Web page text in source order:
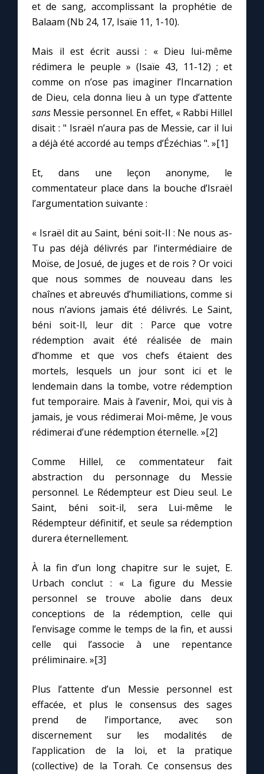
L'Évangile chaque jour
Les premiers samedis du mois
Marie qui défait les nœuds
Me consacrer à Jésus par Marie
Une Minute avec Marie
Une neuvaine
À la une
1000 Raisons de Croire
Chapelet pour le monde
Contact
Faire un don
Marie de Nazareth
et de sang, accomplissant la prophétie de
Balaam (Nb 24, 17, Isaïe 11, 1-10).
Mais il est écrit aussi : « Dieu lui-même
rédimera le peuple » (Isaïe 43, 11-12) ; et
comme on n’ose pas imaginer l’Incarnation
de Dieu, cela donna lieu à un type d’attente
sans Messie personnel. En effet, « Rabbi Hillel
disait : " Israël n’aura pas de Messie, car il lui
a déjà été accordé au temps d’Ézéchias ". »[1]
Et, dans une leçon anonyme, le
commentateur place dans la bouche d’Israël
l’argumentation suivante :
« Israël dit au Saint, béni soit-Il : Ne nous as-
Tu pas déjà délivrés par l’intermédiaire de
Moïse, de Josué, de juges et de rois ? Or voici
que nous sommes de nouveau dans les
chaînes et abreuvés d’humiliations, comme si
nous n’avions jamais été délivrés. Le Saint,
béni soit-Il, leur dit : Parce que votre
rédemption avait été réalisée de main
d’homme et que vos chefs étaient des
mortels, lesquels un jour sont ici et le
lendemain dans la tombe, votre rédemption
fut temporaire. Mais à l’avenir, Moi, qui vis à
jamais, je vous rédimerai Moi-même, Je vous
rédimerai d’une rédemption éternelle. »[2]
Comme Hillel, ce commentateur fait
abstraction du personnage du Messie
personnel. Le Rédempteur est Dieu seul. Le
Saint, béni soit-il, sera Lui-même le
Rédempteur définitif, et seule sa rédemption
durera éternellement.
À la fin d’un long chapitre sur le sujet, E.
Urbach conclut : « La figure du Messie
personnel se trouve abolie dans deux
conceptions de la rédemption, celle qui
l’envisage comme le temps de la fin, et aussi
celle qui l’associe à une repentance
préliminaire. »[3]
Plus l’attente d’un Messie personnel est
effacée, et plus le consensus des sages
prend de l’importance, avec son
discernement sur les modalités de
l’application de la loi, et la pratique
(collective) de la Torah. Ce consensus des